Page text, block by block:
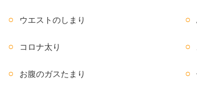
ウエストのしまり
コロナ太り
お腹のガスたまり